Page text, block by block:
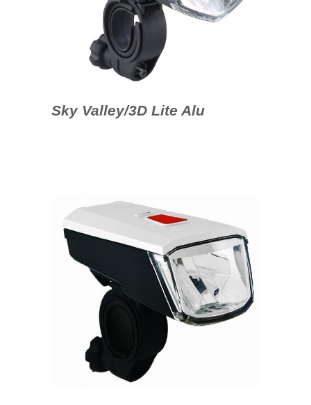
Sky Valley/3D Lite Alu